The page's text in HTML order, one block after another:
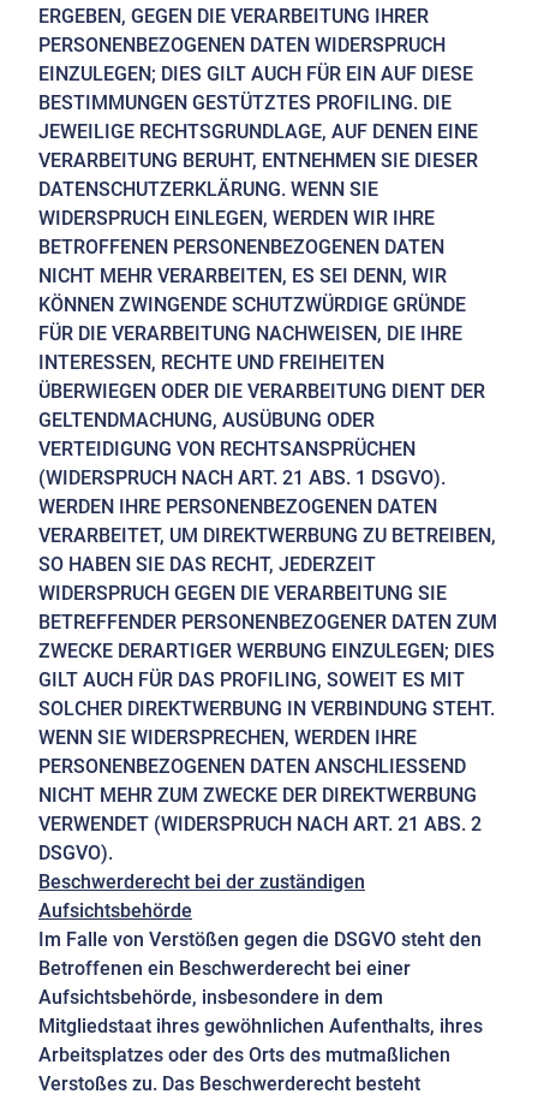
ERGEBEN, GEGEN DIE VERARBEITUNG IHRER
PERSONENBEZOGENEN DATEN WIDERSPRUCH
EINZULEGEN; DIES GILT AUCH FÜR EIN AUF DIESE
BESTIMMUNGEN GESTÜTZTES PROFILING. DIE
JEWEILIGE RECHTSGRUNDLAGE, AUF DENEN EINE
VERARBEITUNG BERUHT, ENTNEHMEN SIE DIESER
DATENSCHUTZERKLÄRUNG. WENN SIE
WIDERSPRUCH EINLEGEN, WERDEN WIR IHRE
BETROFFENEN PERSONENBEZOGENEN DATEN
NICHT MEHR VERARBEITEN, ES SEI DENN, WIR
KÖNNEN ZWINGENDE SCHUTZWÜRDIGE GRÜNDE
FÜR DIE VERARBEITUNG NACHWEISEN, DIE IHRE
INTERESSEN, RECHTE UND FREIHEITEN
ÜBERWIEGEN ODER DIE VERARBEITUNG DIENT DER
GELTENDMACHUNG, AUSÜBUNG ODER
VERTEIDIGUNG VON RECHTSANSPRÜCHEN
(WIDERSPRUCH NACH ART. 21 ABS. 1 DSGVO).
WERDEN IHRE PERSONENBEZOGENEN DATEN
VERARBEITET, UM DIREKTWERBUNG ZU BETREIBEN,
SO HABEN SIE DAS RECHT, JEDERZEIT
WIDERSPRUCH GEGEN DIE VERARBEITUNG SIE
BETREFFENDER PERSONENBEZOGENER DATEN ZUM
ZWECKE DERARTIGER WERBUNG EINZULEGEN; DIES
GILT AUCH FÜR DAS PROFILING, SOWEIT ES MIT
SOLCHER DIREKTWERBUNG IN VERBINDUNG STEHT.
WENN SIE WIDERSPRECHEN, WERDEN IHRE
PERSONENBEZOGENEN DATEN ANSCHLIESSEND
NICHT MEHR ZUM ZWECKE DER DIREKTWERBUNG
VERWENDET (WIDERSPRUCH NACH ART. 21 ABS. 2
DSGVO).
Beschwerderecht bei der zuständigen
Aufsichtsbehörde
Im Falle von Verstößen gegen die DSGVO steht den
Betroffenen ein Beschwerderecht bei einer
Aufsichtsbehörde, insbesondere in dem
Mitgliedstaat ihres gewöhnlichen Aufenthalts, ihres
Arbeitsplatzes oder des Orts des mutmaßlichen
Verstoßes zu. Das Beschwerderecht besteht